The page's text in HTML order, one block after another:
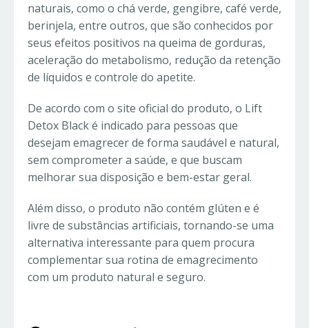
naturais, como o chá verde, gengibre, café verde,
berinjela, entre outros, que são conhecidos por
seus efeitos positivos na queima de gorduras,
aceleração do metabolismo, redução da retenção
de líquidos e controle do apetite.
De acordo com o site oficial do produto, o Lift
Detox Black é indicado para pessoas que
desejam emagrecer de forma saudável e natural,
sem comprometer a saúde, e que buscam
melhorar sua disposição e bem-estar geral.
Além disso, o produto não contém glúten e é
livre de substâncias artificiais, tornando-se uma
alternativa interessante para quem procura
complementar sua rotina de emagrecimento
com um produto natural e seguro.